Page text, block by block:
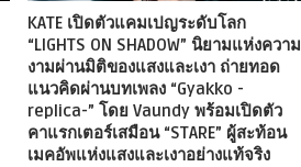
KATE เปิดตัวแคมเปญระดับโลก
“LIGHTS ON SHADOW” นิยามแห่งความ
งามผ่านมิติของแสงและเงา ถ่ายทอด
แนวคิดผ่านบทเพลง “Gyakko -
replica-” โดย Vaundy พร้อมเปิดตัว
คาแรกเตอร์เสมือน “STARE” ผู้สะท้อน
เมคอัพแห่งแสงและเงาอย่างแท้จริง